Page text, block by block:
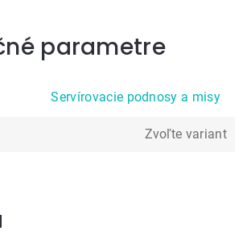
parametre
Servírovacie podnosy a misy
Zvoľte variant